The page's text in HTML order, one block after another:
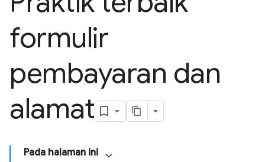
formulir
pembayaran dan
alamat
Pada halaman ini